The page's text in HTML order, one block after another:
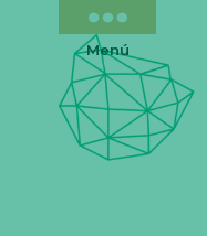
Menú